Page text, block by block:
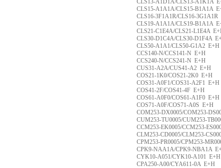
CLS13-A1D1A/CLS13-A1K1A
CLS15-A1A1A/CLS15-B1A1A
CLS16-3F1A1R/CLS16-3G1A1R
CLS19-A1A1A/CLS19-B1A1A
CLS21-C1E4A/CLS21-L1E4A
CLS30-D1C4A/CLS30-D1F4A
CLS50-A1A1/CLS50-G1A2 E+H
CCS140-N/CCS141-N E+H
CCS240-N/CCS241-N E+H
CUS31-A2A/CUS41-A2 E+H
COS21-1K0/COS21-2K0 E+H
COS31-A0F1/COS31-A2F1 E+H
COS41-2F/COS41-4F E+H
COS61-A0F0/COS61-A1F0 E+H
COS71-A0F/COS71-A0S E+H
COM253-DX0005/COM253-
CUM253-TU0005/CUM253-
CCM253-EK0005/CCM253-
CLM253-CD0005/CLM253-
CPM253-PR0005/CPM253-
CPK9-NAA1A/CPK9-NBA1A
CYK10-A051/CYK10-A101 E+H
CPA250-A00/CYA611-0A E+H